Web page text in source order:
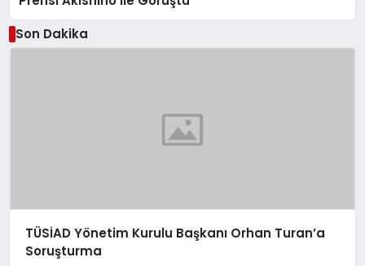
Son Dakika
TÜSİAD Yönetim Kurulu Başkanı Orhan Turan’a
Soruşturma